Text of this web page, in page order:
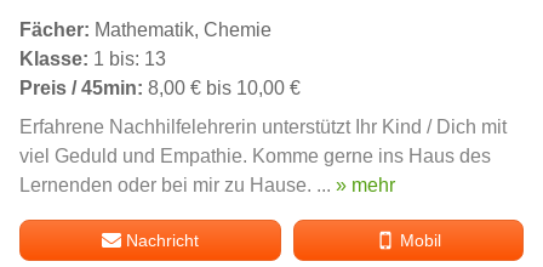
Fächer: Mathematik, Chemie
Klasse: 1 bis: 13
Preis / 45min: 8,00 € bis 10,00 €
Erfahrene Nachhilfelehrerin unterstützt Ihr Kind / Dich mit
viel Geduld und Empathie. Komme gerne ins Haus des
Lernenden oder bei mir zu Hause. ... » mehr
Nachricht Mobil